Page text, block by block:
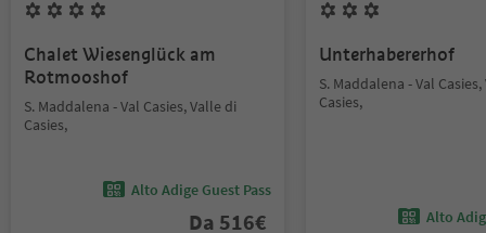
Chalet Wiesenglück am
Rotmooshof
S. Maddalena - Val Casies, Valle di
Casies,
Alto Adige Guest Pass
Da 516€
Unterhabererhof
S. Maddalena - Val
Casies,
Alto